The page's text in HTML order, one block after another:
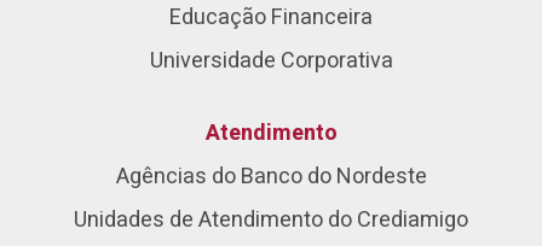
Educação Financeira
Universidade Corporativa
Atendimento
Agências do Banco do Nordeste
Unidades de Atendimento do Crediamigo